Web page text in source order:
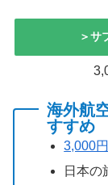
＞サ
海外航
すすめ
3,000
日本の